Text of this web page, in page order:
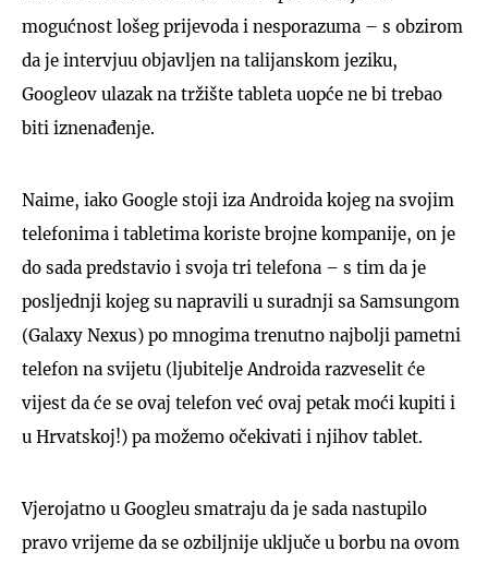
mogućnost lošeg prijevoda i nesporazuma – s obzirom
da je intervjuu objavljen na talijanskom jeziku,
Googleov ulazak na tržište tableta uopće ne bi trebao
biti iznenađenje.
Naime, iako Google stoji iza Androida kojeg na svojim
telefonima i tabletima koriste brojne kompanije, on je
do sada predstavio i svoja tri telefona – s tim da je
posljednji kojeg su napravili u suradnji sa Samsungom
(Galaxy Nexus) po mnogima trenutno najbolji pametni
telefon na svijetu (ljubitelje Androida razveselit će
vijest da će se ovaj telefon već ovaj petak moći kupiti i
u Hrvatskoj!) pa možemo očekivati i njihov tablet.
Vjerojatno u Googleu smatraju da je sada nastupilo
pravo vrijeme da se ozbiljnije uključe u borbu na ovom